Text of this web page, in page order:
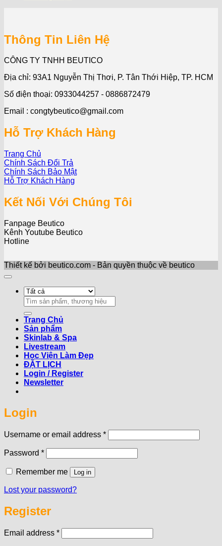
Thông Tin Liên Hệ
CÔNG TY TNHH BEUTICO
Địa chỉ: 93A1 Nguyễn Thị Thơi, P. Tân Thới Hiệp, TP. HCM
Số điện thoại: 0933044257 - 0886872479
Email : congtybeutico@gmail.com
Hỗ Trợ Khách Hàng
Trang Chủ
Chính Sách Đổi Trả
Chính Sách Bảo Mật
Hỗ Trợ Khách Hàng
Kết Nối Với Chúng Tôi
Fanpage Beutico
Kênh Youtube Beutico
Hotline
Thiết kế bởi beutico.com - Bản quyền thuộc về beutico
Search
for:
Trang Chủ
Sản phẩm
Skinlab & Spa
Livestream
Học Viện Làm Đẹp
ĐẶT LỊCH
Login / Register
Newsletter
Login
Username or email address *Required
Password *Required
Remember me Log in
Lost your password?
Register
Email address *Required